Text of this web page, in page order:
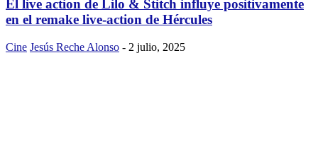
El live action de Lilo & Stitch influye positivamente
en el remake live-action de Hércules
Cine Jesús Reche Alonso - 2 julio, 2025